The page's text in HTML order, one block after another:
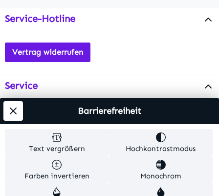
Service-Hotline
Vertrag widerrufen
Service
Info
Alle Preise inkl. gesetzl. Mehrwertsteuer zzgl.
Versandkosten . Alle Artikelangaben sind
Herstellerangaben und ohne Gewähr.
Text vergrößern Hochkontrastmodus
Farben invertieren Monochrom
Barrierefreiheit